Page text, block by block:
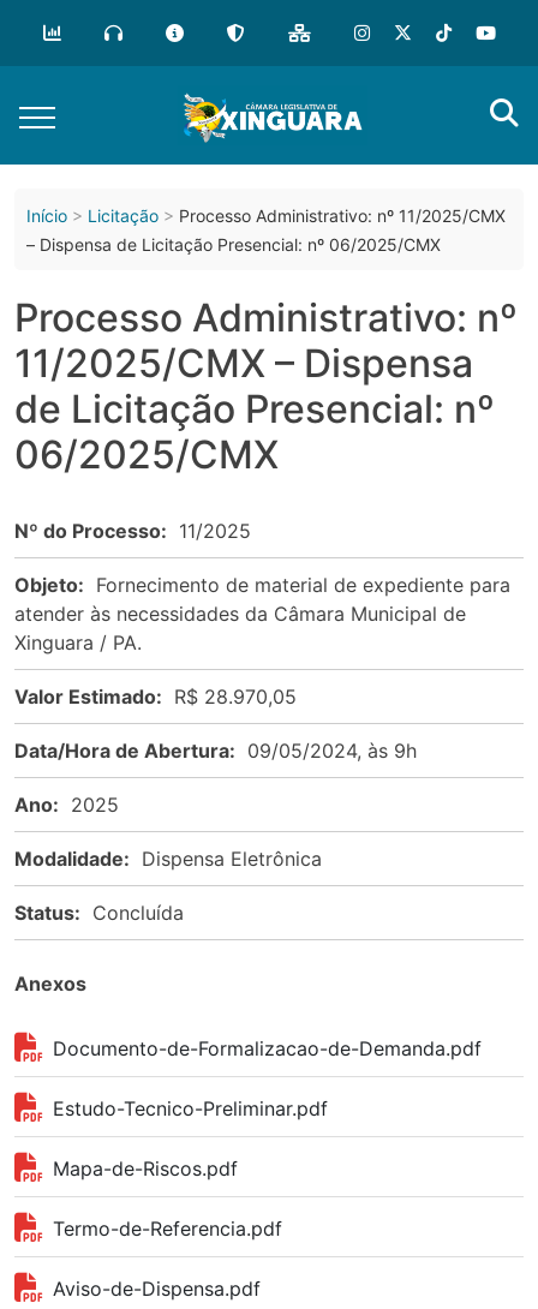
conteúdo
Início Licitação
Processo Administrativo: nº 11/2025/CMX
– Dispensa de Licitação Presencial: nº 06/2025/CMX
Processo Administrativo: nº
11/2025/CMX – Dispensa
de Licitação Presencial: nº
06/2025/CMX
Nº do Processo: 11/2025
Objeto: Fornecimento de material de expediente para
atender às necessidades da Câmara Municipal de
Xinguara / PA.
Valor Estimado: R$ 28.970,05
Data/Hora de Abertura: 09/05/2024, às 9h
Ano: 2025
Modalidade: Dispensa Eletrônica
Status: Concluída
Anexos
Documento-de-Formalizacao-de-Demanda.pdf
Estudo-Tecnico-Preliminar.pdf
Mapa-de-Riscos.pdf
Termo-de-Referencia.pdf
Aviso-de-Dispensa.pdf